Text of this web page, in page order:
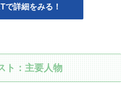
で詳細をみる！
ト：主要人物